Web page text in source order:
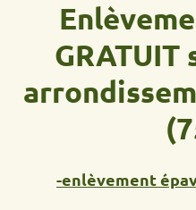
GRATUIT
-enlèvement